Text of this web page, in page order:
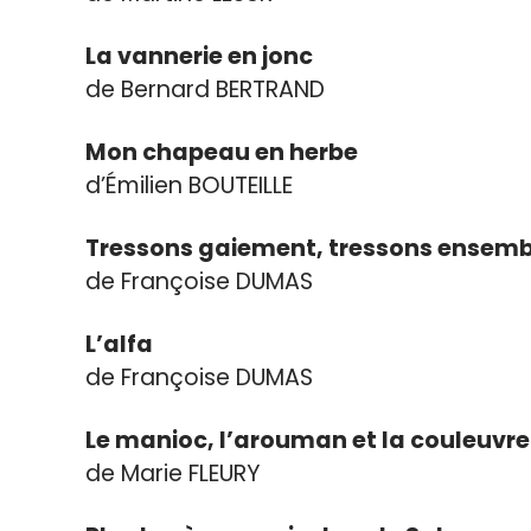
La vannerie en jonc
de Bernard BERTRAND
Mon chapeau en herbe
d’Émilien BOUTEILLE
Tressons gaiement, tressons
de Françoise DUMAS
L’alfa
de Françoise DUMAS
Le manioc, l’arouman et la couleuvre
de Marie FLEURY